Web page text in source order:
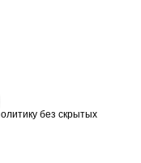
без скрытых